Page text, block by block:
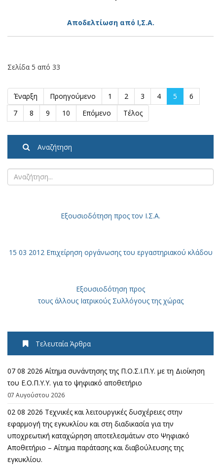
Αποδελτίωση από Ι,Σ.Α.
Σελίδα 5 από 33
Έναρξη Προηγούμενο 1 2 3 4 5
6
7
8 9 10 Επόμενο Τέλος
Αναζήτηση
Εξουσιοδότηση προς τον Ι.Σ.Α.
15 03 2012 Επιχείρηση οργάνωσης του εργαστηριακού κλάδου
Εξουσιοδότηση προς
τους άλλους Ιατρικούς Συλλόγους της χώρας
Τελευταία Άρθρα
07 08 2026 Αίτημα συνάντησης της Π.Ο.Σ.Ι.Π.Υ. με τη Διοίκηση
του Ε.Ο.Π.Υ.Υ. για το ψηφιακό αποθετήριο
07 Αυγούστου 2026
02 08 2026 Τεχνικές και λειτουργικές δυσχέρειες στην
εφαρμογή της εγκυκλίου και στη διαδικασία για την
υποχρεωτική καταχώρηση αποτελεσμάτων στο Ψηφιακό
Αποθετήριο – Αίτημα παράτασης και διαβούλευσης της
εγκυκλίου.